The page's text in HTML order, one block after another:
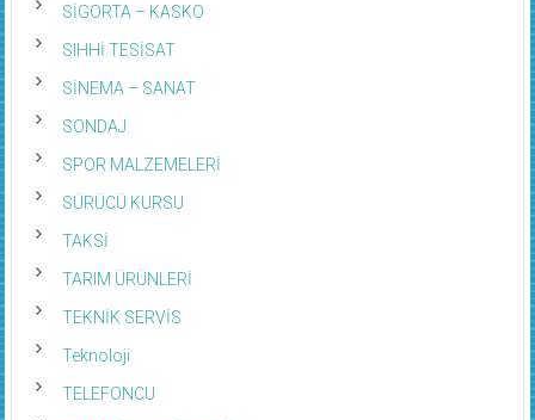
SİGORTA – KASKO
SIHHİ TESİSAT
SİNEMA – SANAT
SONDAJ
SPOR MALZEMELERİ
SÜRÜCÜ KURSU
TAKSİ
TARIM ÜRÜNLERİ
TEKNİK SERVİS
Teknoloji
TELEFONCU